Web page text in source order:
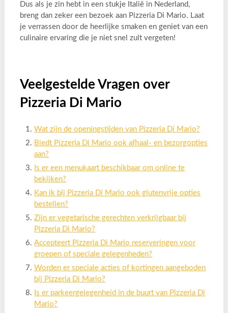
Dus als je zin hebt in een stukje Italië in Nederland,
breng dan zeker een bezoek aan Pizzeria Di Mario. Laat
je verrassen door de heerlijke smaken en geniet van een
culinaire ervaring die je niet snel zult vergeten!
Veelgestelde Vragen over
Pizzeria Di Mario
Wat zijn de openingstijden van Pizzeria Di Mario?
Biedt Pizzeria Di Mario ook afhaal- en bezorgopties
aan?
Is er een menukaart beschikbaar om online te
bekijken?
Kan ik bij Pizzeria Di Mario ook glutenvrije opties
bestellen?
Zijn er vegetarische gerechten verkrijgbaar bij
Pizzeria Di Mario?
Accepteert Pizzeria Di Mario reserveringen voor
groepen of speciale gelegenheden?
Worden er speciale acties of kortingen aangeboden
bij Pizzeria Di Mario?
Is er parkeergelegenheid in de buurt van Pizzeria Di
Mario?